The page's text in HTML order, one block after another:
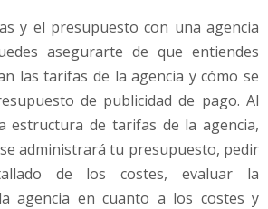
y el presupuesto con una agencia
asegurarte de que entiendes
las tarifas de la agencia y cómo se
de publicidad de pago. Al
estructura de tarifas de la agencia,
administrará tu presupuesto, pedir
de los costes, evaluar la
agencia en cuanto a los costes y